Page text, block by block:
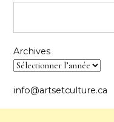
Archives
info@artsetculture.ca